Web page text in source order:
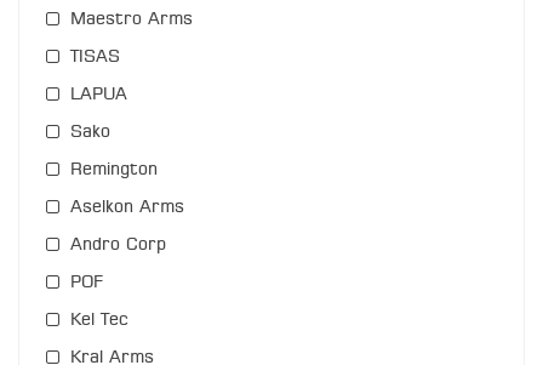
Maestro Arms
TISAS
LAPUA
Sako
Remington
Aselkon Arms
Andro Corp
POF
Kel Tec
Kral Arms